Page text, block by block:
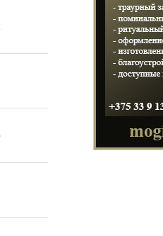
и
специалистов